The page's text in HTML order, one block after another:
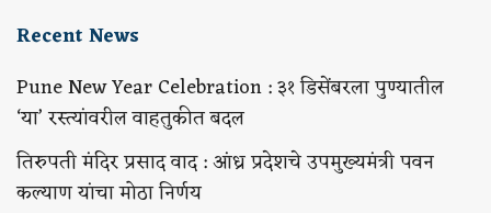
Recent News
Pune New Year Celebration : ३१ डिसेंबरला पुण्यातील
‘या’ रस्त्यांवरील वाहतुकीत बदल
तिरुपती मंदिर प्रसाद वाद : आंध्र प्रदेशचे उपमुख्यमंत्री पवन
कल्याण यांचा मोठा निर्णय